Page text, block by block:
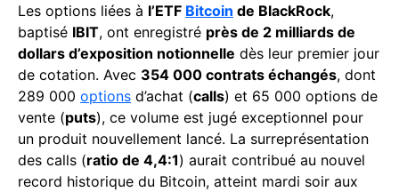
Les options liées à l’ETF Bitcoin de BlackRock,
baptisé IBIT, ont enregistré près de 2 milliards de
dollars d’exposition notionnelle dès leur premier jour
de cotation. Avec 354 000 contrats échangés, dont
289 000 options d’achat (calls) et 65 000 options de
vente (puts), ce volume est jugé exceptionnel pour
un produit nouvellement lancé. La surreprésentation
des calls (ratio de 4,4:1) aurait contribué au nouvel
record historique du Bitcoin, atteint mardi soir aux